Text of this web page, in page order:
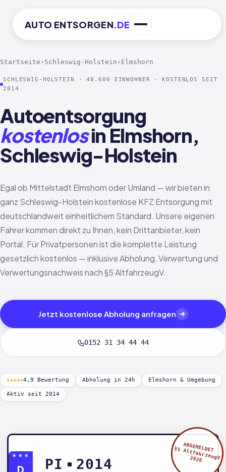
AUTO ENTSORGEN.DE
Startseite › Schleswig-Holstein › Elmshorn
SCHLESWIG-HOLSTEIN · 48.600 EINWOHNER · KOSTENLOS SEIT
2014
Autoentsorgung
kostenlosin Elmshorn,
Schleswig-Holstein
Egal ob Mittelstadt Elmshorn oder Umland — wir bieten in
ganz Schleswig-Holstein kostenlose KFZ Entsorgung mit
deutschlandweit einheitlichem Standard. Unsere eigenen
Fahrer kommen direkt zu Ihnen, kein Drittanbieter, kein
Portal. Für Privatpersonen ist die komplette Leistung
gesetzlich kostenlos — inklusive Abholung, Verwertung und
Verwertungsnachweis nach §5 AltfahrzeugV.
Jetzt kostenlose Abholung anfragen
0152 31 34 44 44
★★★★★4,9 Bewertung Abholung in 24h Elmshorn & Umgebung
Aktiv seit 2014
★★★
D PI 2014
ABGEMELDET
§5 AltfahrzeugV
2026